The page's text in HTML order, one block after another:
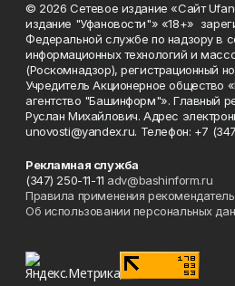
© 2026 Сетевое издание «Сайт
издание "Уфановости"» «18+»
Федеральной службе по надзору в
информационных технологий и
(Роскомнадзор), регистрационный
Учредитель Акционерное общество
агентство "Башинформ"». Главный
Руслан Михайлович. Адрес
unovosti@yandex.ru. Телефон: +7
Рекламная служба
(347) 250-11-11 adv@bashinform.ru
Правила применения
Об использовании персональных